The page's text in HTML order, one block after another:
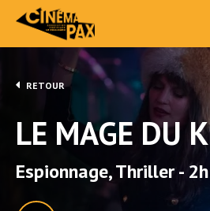
RETOUR
LE MAGE DU
Espionnage, Thriller -